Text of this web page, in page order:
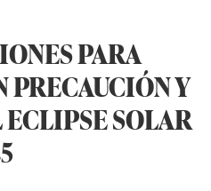
PARA
PRECAUCIÓN Y
SOLAR